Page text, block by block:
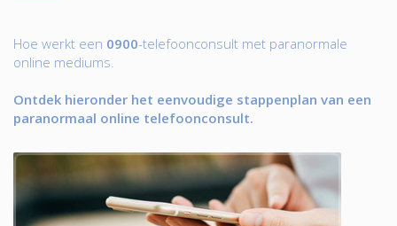
Hoe werkt een 0900-telefoonconsult met paranormale
online mediums.
Ontdek hieronder het eenvoudige stappenplan van een
paranormaal online telefoonconsult.